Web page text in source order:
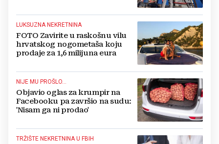
LUKSUZNA NEKRETNINA
FOTO Zavirite u raskošnu vilu
hrvatskog nogometaša koju
prodaje za 1,6 milijuna eura
NIJE MU PROŠLO...
Objavio oglas za krumpir na
Facebooku pa završio na sudu:
'Nisam ga ni prodao'
TRŽIŠTE NEKRETNINA U FBIH